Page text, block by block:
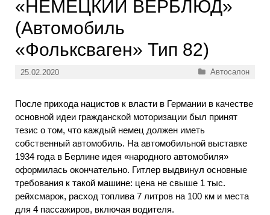
«НЕМЕЦКИЙ ВЕРБЛЮД»
(Автомобиль
«Фольксваген» Тип 82)
25.02.2020 Рубрики
Автосалон
После прихода нацистов к власти в Германии в качестве
основной идеи гражданской моторизации был принят
тезис о том, что каждый немец должен иметь
собственный автомобиль. На автомобильной выставке
1934 года в Берлине идея «народного автомобиля»
оформилась окончательно. Гитлер выдвинул основные
требования к такой машине: цена не свыше 1 тыс.
рейхсмарок, расход топлива 7 литров на 100 км и места
для 4 пассажиров, включая водителя.